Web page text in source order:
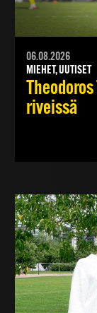
06.08.2026
MIEHET, UUTISET
riveissä